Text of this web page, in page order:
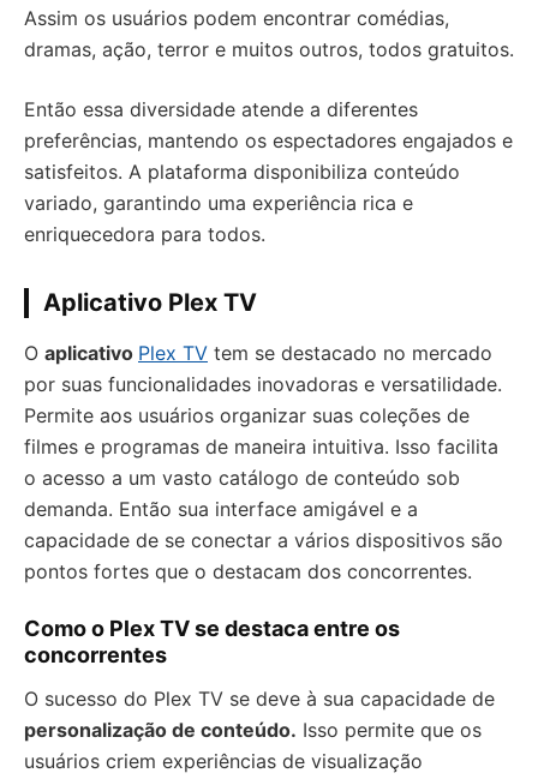
Assim os usuários podem encontrar comédias,
dramas, ação, terror e muitos outros, todos gratuitos.
Então essa diversidade atende a diferentes
preferências, mantendo os espectadores engajados e
satisfeitos. A plataforma disponibiliza conteúdo
variado, garantindo uma experiência rica e
enriquecedora para todos.
Aplicativo Plex TV
O aplicativo Plex TV tem se destacado no mercado
por suas funcionalidades inovadoras e versatilidade.
Permite aos usuários organizar suas coleções de
filmes e programas de maneira intuitiva. Isso facilita
o acesso a um vasto catálogo de conteúdo sob
demanda. Então sua interface amigável e a
capacidade de se conectar a vários dispositivos são
pontos fortes que o destacam dos concorrentes.
Como o Plex TV se destaca entre os
concorrentes
O sucesso do Plex TV se deve à sua capacidade de
personalização de conteúdo. Isso permite que os
usuários criem experiências de visualização